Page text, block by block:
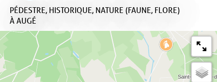
PÉDESTRE, HISTORIQUE, NATURE (FAUNE, FLORE)
À AUGÉ